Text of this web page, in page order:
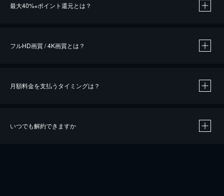
最大40%※ポイント還元とは？
※40％ポイント還元の対象は、クレジットカード決済による作品の購入 / レンタルです。
iOSアプリのUコイン決済による作品の購入 / レンタルは、20％のポイント還元です。
フルHD画質 / 4K画質とは？
月額料金を支払うタイミングは？
いつでも解約できますか